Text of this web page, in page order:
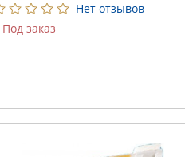
Нет отзывов
Под заказ